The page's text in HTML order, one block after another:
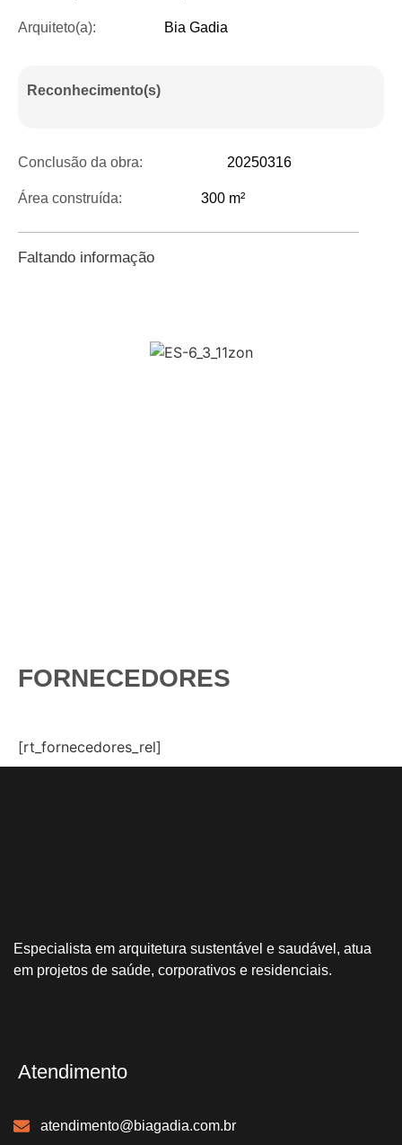
Arquiteto(a): Bia Gadia
Reconhecimento(s)
Conclusão da obra: 20250316
Área construída: 300 m²
Faltando informação
FORNECEDORES
[rt_fornecedores_rel]
Especialista em arquitetura sustentável e saudável, atua
em projetos de saúde, corporativos e residenciais.
Atendimento
atendimento@biagadia.com.br